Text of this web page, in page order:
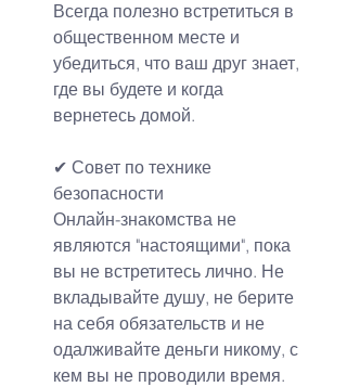
Всегда полезно встретиться в
общественном месте и
убедиться, что ваш друг знает,
где вы будете и когда
вернетесь домой.
✔ Совет по технике
безопасности
Онлайн-знакомства не
являются "настоящими", пока
вы не встретитесь лично. Не
вкладывайте душу, не берите
на себя обязательств и не
одалживайте деньги никому, с
кем вы не проводили время.